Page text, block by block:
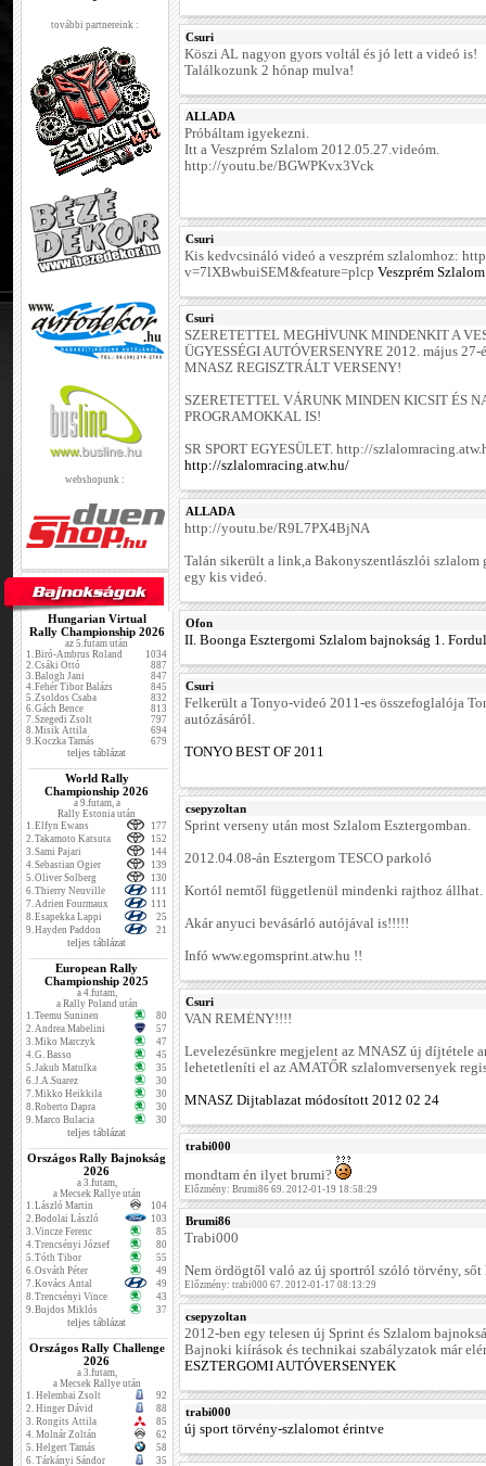
további partnereink :
webshopunk :
Hungarian Virtual
Rally Championship 2026
az 5.futam után
1.Biró-Ambrus Roland
1034
2.Csáki Ottó
887
3.Balogh Jani
847
4.Fehér Tibor Balázs
845
5.Zsoldos Csaba
832
6.Gách Bence
813
7.Szegedi Zsolt
797
8.Misik Attila
694
9.Koczka Tamás 679
teljes táblázat
World Rally
Championship 2026
a 9.futam, a
Rally Estonia után
1.Elfyn Ewans
177
2.Takamoto Katsuta
152
3.Sami Pajari
144
4.Sebastian Ogier
139
5.Oliver Solberg
130
6.Thierry Neuville
111
7.Adrien Fourmaux
111
8.Esapekka Lappi
25
9.Hayden Paddon 21
teljes táblázat
European Rally
Championship 2025
a 4.futam,
a Rally Poland után
1.Teemu Suninen
80
2.Andrea Mabelini
57
3.Miko Marczyk
47
4.G. Basso
45
5.Jakub Matulka
35
6.J.A.Suarez
30
7.Mikko Heikkila
30
8.Roberto Dapra
30
9.Marco Bulacia 30
teljes táblázat
Országos Rally Bajnokság
2026
a 3.futam,
a Mecsek Rallye után
1.László Martin
104
2.Bodolai László
103
3.Vincze Ferenc
85
4.Trencsényi József
80
5.Tóth Tibor
55
6.Osváth Péter
49
7.Kovács Antal
49
8.Trencsényi Vince
43
9.Bujdos Miklós 37
teljes táblázat
Országos Rally Challenge
2026
a 3.futam,
a Mecsek Rallye után
1. Helembai Zsolt
92
2. Hinger Dávid
88
3. Rongits Attila
85
4. Molnár Zoltán
62
5. Helgert Tamás
58
6. Tárkányi Sándor 35
Csuri
Köszi AL nagyon gyors voltál és jó lett a videó is!
Találkozunk 2 hónap mulva!
ALLADA
Próbáltam igyekezni.
Itt a Veszprém Szlalom 2012.05.27.videóm.
http://youtu.be/BGWPKvx3Vck
Csuri
Kis kedvcsináló videó a veszprém szlalomhoz:
v=7lXBwbuiSEM&feature=plcp Veszprém
Csuri
SZERETETTEL MEGHÍVUNK MINDENKIT A
ÜGYESSÉGI AUTÓVERSENYRE 2012. május 27-
MNASZ REGISZTRÁLT VERSENY!
SZERETETTEL VÁRUNK MINDEN KICSIT ÉS
PROGRAMOKKAL IS!
SR SPORT EGYESÜLET. http://
http://szlalomracing.atw.hu/
ALLADA
http://youtu.be/R9L7PX4BjNA
Talán sikerült a link,a Bakonyszentlászlói szlalom
egy kis videó.
Ofon
II. Boonga Esztergomi Szlalom bajnokság 1.
Csuri
Felkerült a Tonyo-videó 2011-es összefoglalója
autózásáról.
TONYO BEST OF 2011
csepyzoltan
Sprint verseny után most Szlalom Esztergomban.
2012.04.08-án Esztergom TESCO parkoló
Kortól nemtől függetlenül mindenki rajthoz állhat.
Akár anyuci bevásárló autójával is!!!!!
Infó www.egomsprint.atw.hu !!
Csuri
VAN REMÉNY!!!!
Levelezésünkre megjelent az MNASZ új díjtétele
lehetetleníti el az AMATŐR szlalomversenyek
MNASZ Dijtablazat módosított 2012 02 24
trabi000
mondtam én ilyet brumi?
Előzmény: Brumi86 69. 2012-01-19 18:58:29
Brumi86
Trabi000
Nem ördögtől való az új sportról szóló törvény, sőt
Előzmény: trabi000 67. 2012-01-17 08:13:29
csepyzoltan
2012-ben egy telesen új Sprint és Szlalom
Bajnoki kiírások és technikai szabályzatok már
ESZTERGOMI AUTÓVERSENYEK
trabi000
új sport törvény-szlalomot érintve